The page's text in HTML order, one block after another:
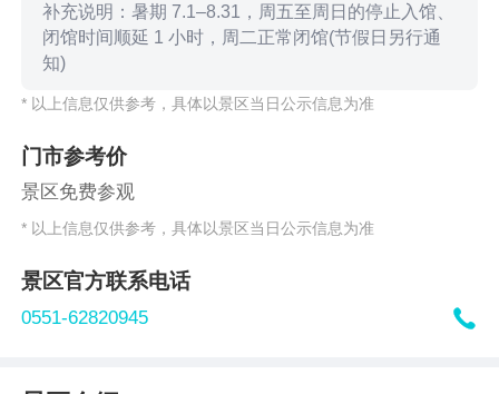
补充说明：暑期 7.1–8.31，周五至周日的停止入馆、
闭馆时间顺延 1 小时，周二正常闭馆(节假日另行通
知)
* 以上信息仅供参考，具体以景区当日公示信息为准
门市参考价
景区免费参观
* 以上信息仅供参考，具体以景区当日公示信息为准
景区官方联系电话
0551-62820945 